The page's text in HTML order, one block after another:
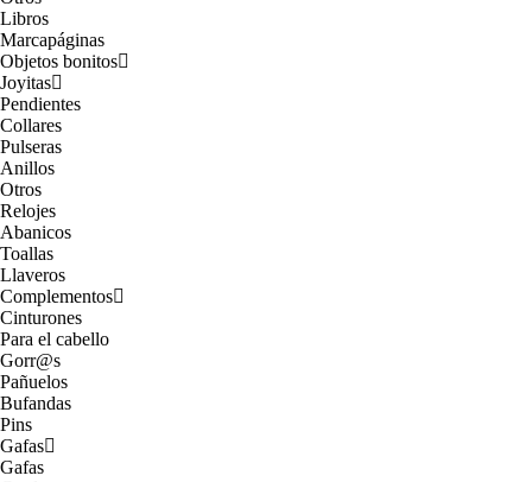
Libros
Marcapáginas
Objetos bonitos
Joyitas
Pendientes
Collares
Pulseras
Anillos
Otros
Relojes
Abanicos
Toallas
Llaveros
Complementos
Cinturones
Para el cabello
Gorr@s
Pañuelos
Bufandas
Pins
Gafas
Gafas